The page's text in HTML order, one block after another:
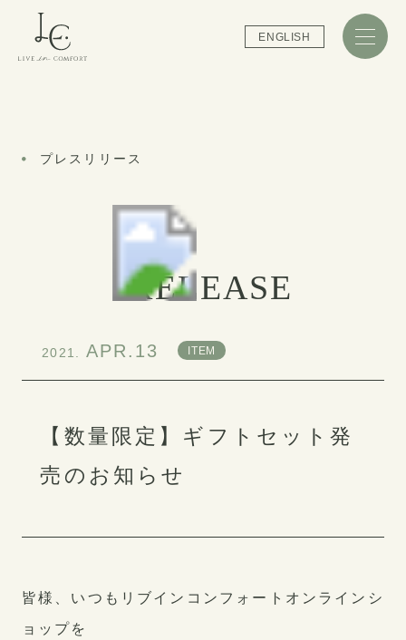
ENGLISH
各部署紹介
プレスリリース
RELEASE
2021. APR.13 ITEM
【数量限定】ギフトセット発
売のお知らせ
皆様、いつもリブインコンフォートオンラインシ
ョップを